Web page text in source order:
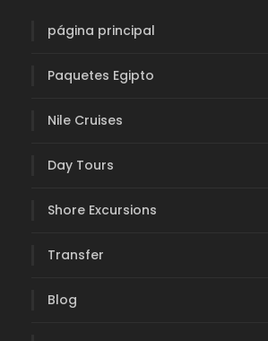
página principal
Paquetes Egipto
Nile Cruises
Day Tours
Shore Excursions
Transfer
Blog